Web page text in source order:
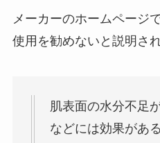
メーカーのホームページ
使用を勧めないと説明さ
肌表面の水分不足
などには効果があ